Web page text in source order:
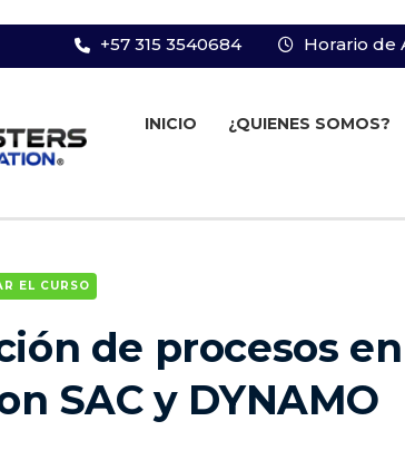
Horario de
+57 315 3540684
INICIO ¿QUIENES SOMOS?
EL CURSO
de procesos
SAC y DYNAMO